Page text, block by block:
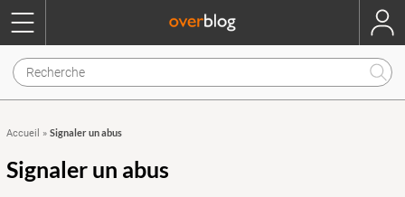
Accueil » Signaler un abus
Signaler un abus